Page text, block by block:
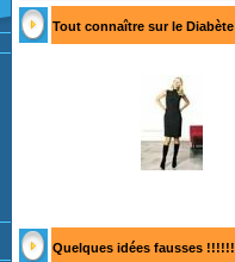
Tout connaître sur le Diabète
Quelques idées fausses !!!!!!